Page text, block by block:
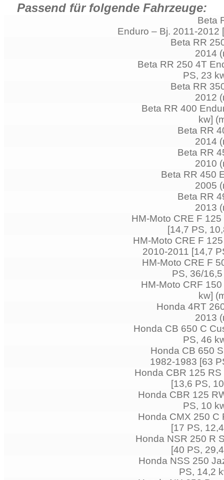
Passend für folgende Fahrzeuge:
Beta
Enduro – Bj. 2011-2012
Beta RR
2014
Beta RR 250 4T
PS, 23
Beta RR
2012
Beta RR 400
kw]
Beta RR
2014
Beta RR
2010
Beta RR 450
2005
Beta RR
2013
HM-Moto CRE F
[14,7 PS,
HM-Moto CRE F
2010-2011 [14,7
HM-Moto CRE F
PS, 36/
HM-Moto CRF
kw]
Honda 4RT
2013
Honda CB 650 C
PS, 46
Honda CB 650
1982-1983 [63
Honda CBR 125
[13,6 PS,
Honda CBR 125
PS, 10
Honda CMX 250 C
[17 PS,
Honda NSR 250 R
[40 PS,
Honda NSS 250
PS, 14,2